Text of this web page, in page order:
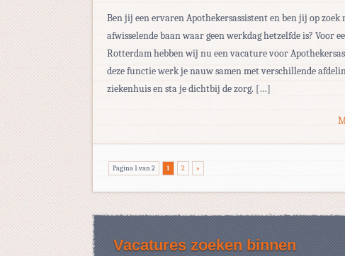
Ben jij een ervaren Apothekersassistent en ben jij op zoek
afwisselende baan waar geen werkdag hetzelfde is? Voor
Rotterdam hebben wij nu een vacature voor
deze functie werk je nauw samen met verschillende
ziekenhuis en sta je dichtbij de zorg. […]
Pagina 1 van 2 1 2 »
Vacatures zoeken binnen